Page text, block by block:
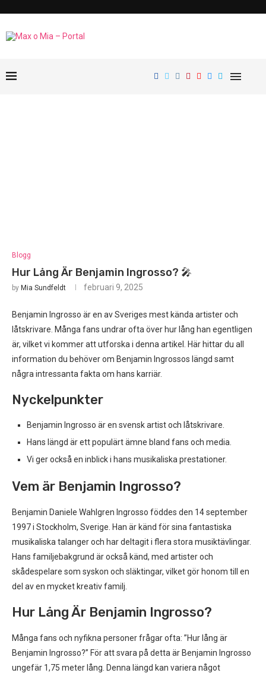
Blogg
Hur Lång Är Benjamin Ingrosso? 🎤
by Mia Sundfeldt februari 9, 2025
Benjamin Ingrosso är en av Sveriges mest kända artister och
låtskrivare. Många fans undrar ofta över hur lång han egentligen
är, vilket vi kommer att utforska i denna artikel. Här hittar du all
information du behöver om Benjamin Ingrossos längd samt
några intressanta fakta om hans karriär.
Nyckelpunkter
Benjamin Ingrosso är en svensk artist och låtskrivare.
Hans längd är ett populärt ämne bland fans och media.
Vi ger också en inblick i hans musikaliska prestationer.
Vem är Benjamin Ingrosso?
Benjamin Daniele Wahlgren Ingrosso föddes den 14 september
1997 i Stockholm, Sverige. Han är känd för sina fantastiska
musikaliska talanger och har deltagit i flera stora musiktävlingar.
Hans familjebakgrund är också känd, med artister och
skådespelare som syskon och släktingar, vilket gör honom till en
del av en mycket kreativ familj.
Hur Lång Är Benjamin Ingrosso?
Många fans och nyfikna personer frågar ofta: ”Hur lång är
Benjamin Ingrosso?” För att svara på detta är Benjamin Ingrosso
ungefär 1,75 meter lång. Denna längd kan variera något